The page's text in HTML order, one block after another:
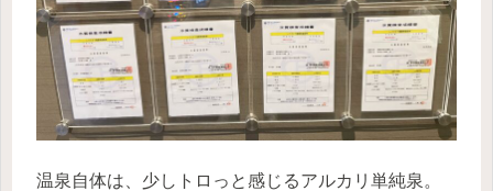
温泉自体は、少しトロっと感じるアルカリ単純泉。